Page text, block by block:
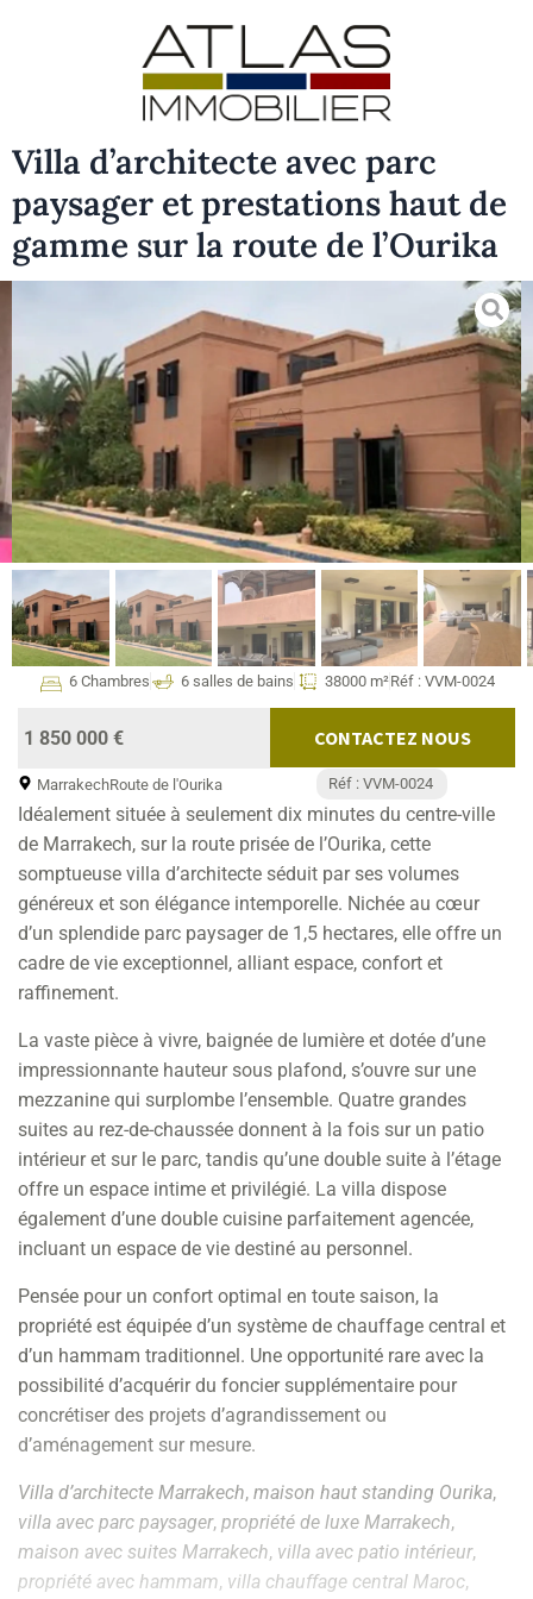
Villa d’architecte avec parc
paysager et prestations haut de
gamme sur la route de l’Ourika
6 Chambres 6 salles de bains 38000 m²Réf : VVM-0024
1 850 000 € CONTACTEZ NOUS
MarrakechRoute de l'Ourika Réf : VVM-0024
Idéalement située à seulement dix minutes du centre-ville
de Marrakech, sur la route prisée de l’Ourika, cette
somptueuse villa d’architecte séduit par ses volumes
généreux et son élégance intemporelle. Nichée au cœur
d’un splendide parc paysager de 1,5 hectares, elle offre un
cadre de vie exceptionnel, alliant espace, confort et
raffinement.
La vaste pièce à vivre, baignée de lumière et dotée d’une
impressionnante hauteur sous plafond, s’ouvre sur une
mezzanine qui surplombe l’ensemble. Quatre grandes
suites au rez-de-chaussée donnent à la fois sur un patio
intérieur et sur le parc, tandis qu’une double suite à l’étage
offre un espace intime et privilégié. La villa dispose
également d’une double cuisine parfaitement agencée,
incluant un espace de vie destiné au personnel.
Pensée pour un confort optimal en toute saison, la
propriété est équipée d’un système de chauffage central et
d’un hammam traditionnel. Une opportunité rare avec la
possibilité d’acquérir du foncier supplémentaire pour
concrétiser des projets d’agrandissement ou
d’aménagement sur mesure.
Villa d’architecte Marrakech, maison haut standing Ourika,
villa avec parc paysager, propriété de luxe Marrakech,
maison avec suites Marrakech, villa avec patio intérieur,
propriété avec hammam, villa chauffage central Maroc,